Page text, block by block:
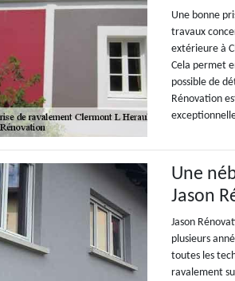
Une bonne
travaux
extérieure à
Cela permet
possible de
Rénovation
Une
Jason
Jason
plusieurs
toutes les
ravalement